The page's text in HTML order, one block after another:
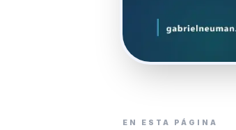
EN ESTA PÁGINA